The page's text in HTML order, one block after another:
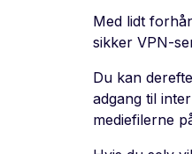
Med lidt
sikker VPN-
Du kan
adgang til
mediefilerne